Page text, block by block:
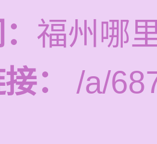
福州哪
：
/a/